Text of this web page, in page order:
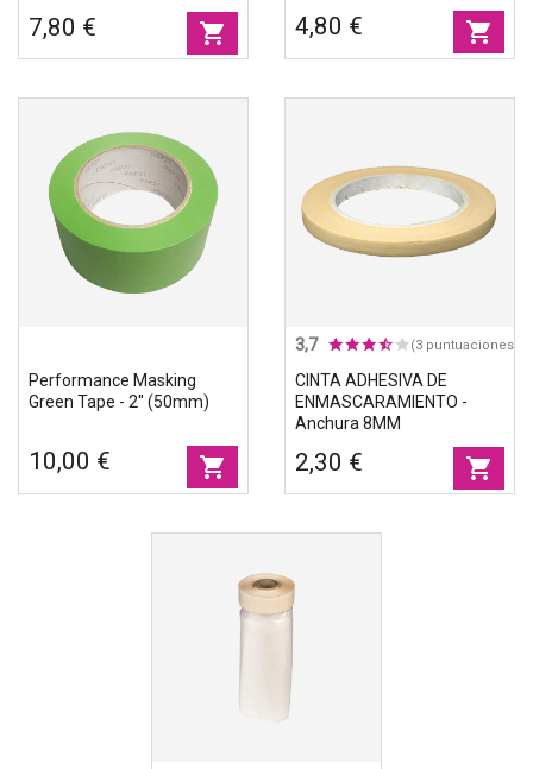
7,80 € shopping_cart 4,80 € shopping_cart
Performance Masking
Green Tape - 2'' (50mm)
10,00 € shopping_cart
3,7 (3 puntuaciones)
CINTA ADHESIVA DE
ENMASCARAMIENTO -
Anchura 8MM
2,30 € shopping_cart